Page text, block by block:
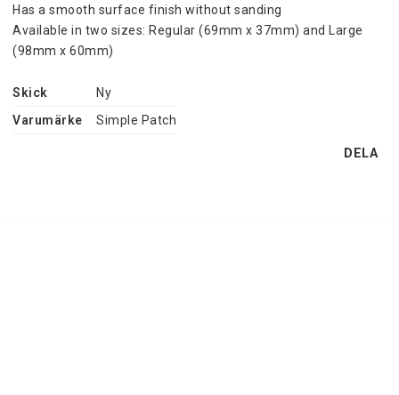
Has a smooth surface finish without sanding
Available in two sizes: Regular (69mm x 37mm) and Large
(98mm x 60mm)
Skick
Ny
Varumärke
Simple Patch
DELA